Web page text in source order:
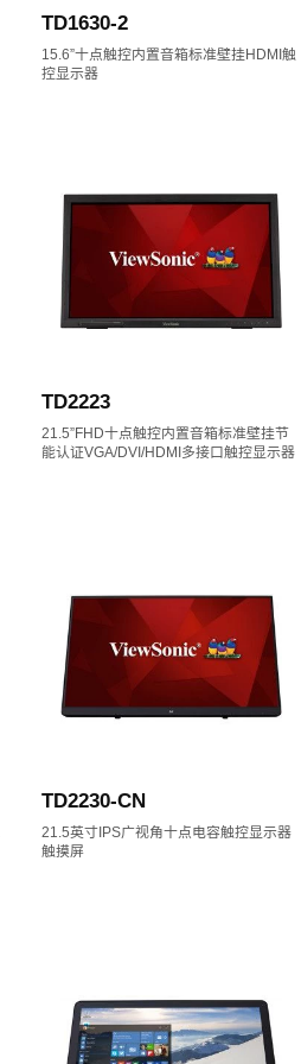
TD1630-2
15.6”十点触控内置音箱标准壁挂HDMI触
控显示器
TD2223
21.5”FHD十点触控内置音箱标准壁挂节
能认证VGA/DVI/HDMI多接口触控显示器
TD2230-CN
21.5英寸IPS广视角十点电容触控显示器
触摸屏